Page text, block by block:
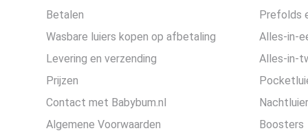
Betalen
Wasbare luiers kopen op afbetaling
Levering en verzending
Prijzen
Contact met Babybum.nl
Algemene Voorwaarden
Prefolds
Alles-in-
Alles-in-
Boosters